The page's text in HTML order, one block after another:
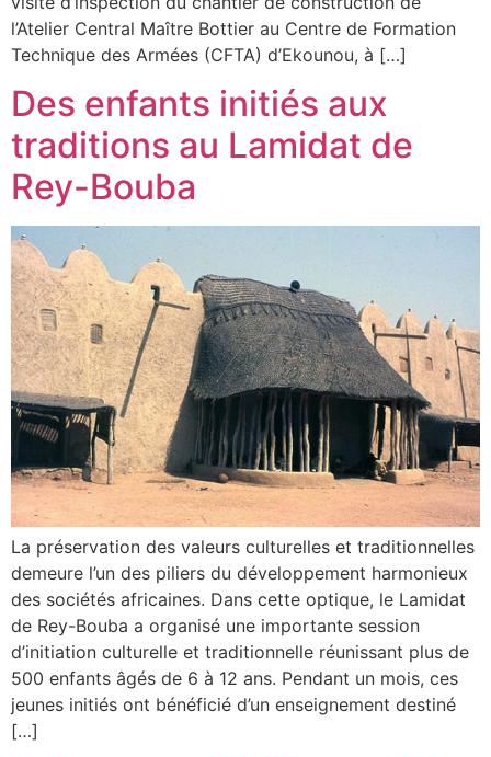
l’Atelier Central Maître Bottier au Centre de Formation
Technique des Armées (CFTA) d’Ekounou, à […]
Des enfants initiés aux
traditions au Lamidat de
Rey-Bouba
La préservation des valeurs culturelles et traditionnelles
demeure l’un des piliers du développement harmonieux
des sociétés africaines. Dans cette optique, le Lamidat
de Rey-Bouba a organisé une importante session
d’initiation culturelle et traditionnelle réunissant plus de
500 enfants âgés de 6 à 12 ans. Pendant un mois, ces
jeunes initiés ont bénéficié d’un enseignement destiné
[…]